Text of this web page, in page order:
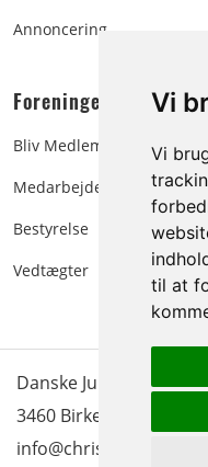
Vi
Vi
til at
Annoncering
Foreningen:
Bliv Medlem
Medarbejdere
Bestyrelse
Vedtægter
Danske Juletræer -
3460 Birkerød |
Tlf.:
info@christmastree.dk